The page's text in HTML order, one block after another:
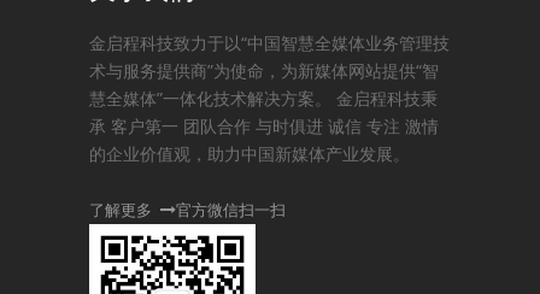
金启程科技致力于以“中国智慧全媒体业务管理技
术与服务提供商”为使命，为新媒体网站提供“智
慧全媒体”一体化技术解决方案。 金启程科技秉
承 客户第一 团队合作 与时俱进 诚信 专注 激情
的企业价值观，助力中国新媒体产业发展。
了解更多 官方微信扫一扫